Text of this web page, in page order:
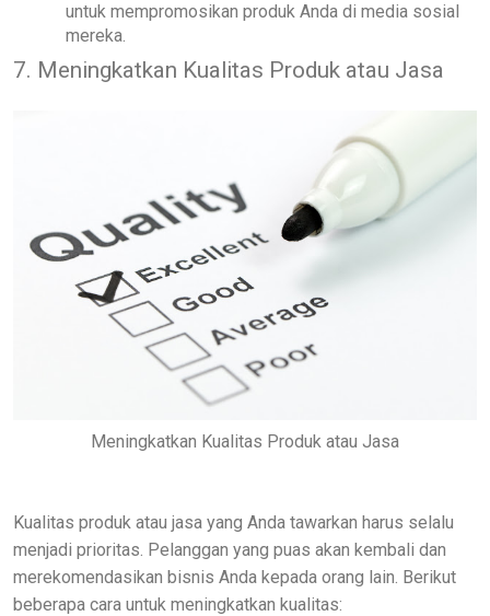
untuk mempromosikan produk Anda di media sosial
mereka.
7. Meningkatkan Kualitas Produk atau Jasa
Meningkatkan Kualitas Produk atau Jasa
Kualitas produk atau jasa yang Anda tawarkan harus selalu
menjadi prioritas. Pelanggan yang puas akan kembali dan
merekomendasikan bisnis Anda kepada orang lain. Berikut
beberapa cara untuk meningkatkan kualitas: